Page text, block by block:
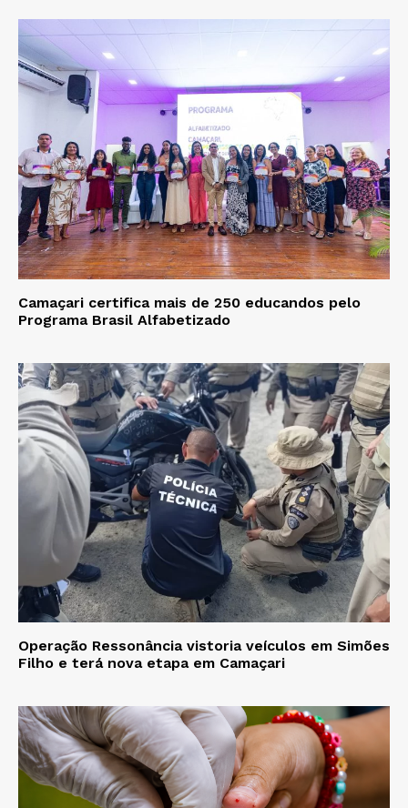
Camaçari certifica mais de 250 educandos pelo
Programa Brasil Alfabetizado
Operação Ressonância vistoria veículos em Simões
Filho e terá nova etapa em Camaçari